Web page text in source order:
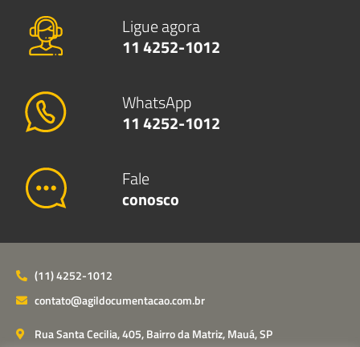
Ligue agora
11 4252-1012
WhatsApp
11 4252-1012
Fale
conosco
(11) 4252-1012
contato@agildocumentacao.com.br
Rua Santa Cecilia, 405, Bairro da Matriz, Mauá, SP